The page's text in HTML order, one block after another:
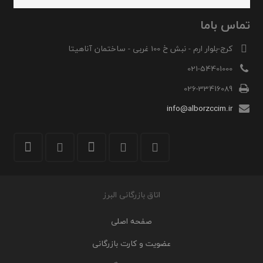
تماس باما
کرج-بلوار ارم - نبش خ 100 غربی - ساختمان آناهیتا
021-54401000
026-33416089
info@alborzccim.ir
اتاق بازرگانی البرز
صفحه اصلی
عضویت و کارت بازرگانی